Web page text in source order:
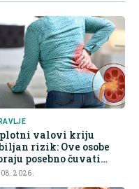
valovi kriju
rizik: Ove osobe
posebno čuvati
2026.